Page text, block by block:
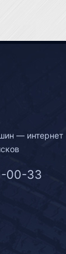
— интернет
00-33